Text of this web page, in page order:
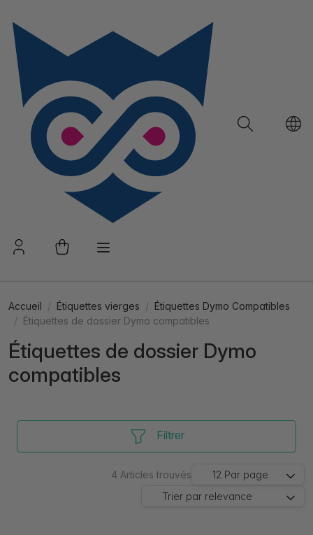
Accueil Étiquettes vierges
Étiquettes Dymo Compatibles
Étiquettes de dossier Dymo compatibles
Étiquettes de dossier Dymo
compatibles
Filtrer
4 Articles trouvés 12 Par page
Trier par relevance